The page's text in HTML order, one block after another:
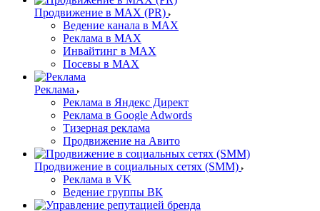
Продвижение в MAX (PR)
Ведение канала в MAX
Реклама в MAX
Инвайтинг в MAX
Посевы в MAX
Реклама
Реклама в Яндекс Директ
Реклама в Google Adwords
Тизерная реклама
Продвижение на Авито
Продвижение в социальных сетях (SMM)
Реклама в VK
Ведение группы ВК